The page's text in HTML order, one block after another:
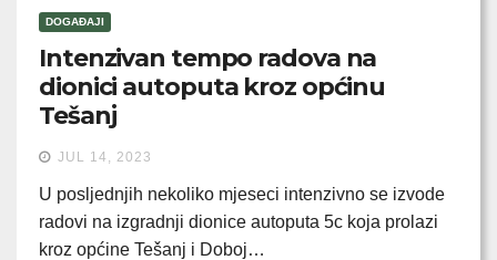
DOGAĐAJI
Intenzivan tempo radova na
dionici autoputa kroz općinu
Tešanj
JUL 14, 2023
U posljednjih nekoliko mjeseci intenzivno se izvode
radovi na izgradnji dionice autoputa 5c koja prolazi
kroz općine Tešanj i Doboj…